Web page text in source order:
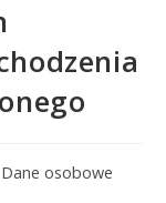
Dane osobowe